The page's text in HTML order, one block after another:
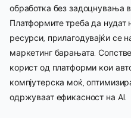
обработка без задоцнувања
Платформите треба да
ресурси, прилагодувајќи се
маркетинг барањата.
корист од платформи кои
компјутерска моќ,
одржуваат ефикасност на AI.